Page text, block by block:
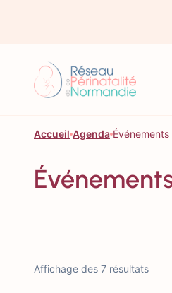
Accueil Agenda
Affichage des 7 résultats